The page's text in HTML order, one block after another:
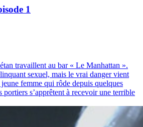
1
travaillent au bar « Le Manhattan ».
sexuel, mais le vrai danger vient
jeune femme qui rôde depuis quelques
portiers s’apprêtent à recevoir une terrible